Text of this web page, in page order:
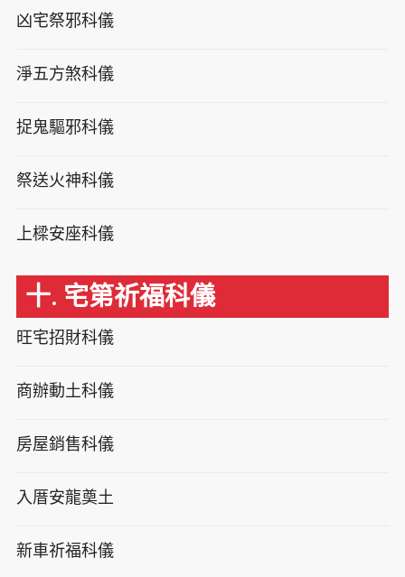
凶宅祭邪科儀
淨五方煞科儀
捉鬼驅邪科儀
祭送火神科儀
上樑安座科儀
十. 宅第祈福科儀
旺宅招財科儀
商辦動土科儀
房屋銷售科儀
入厝安龍奠土
新車祈福科儀